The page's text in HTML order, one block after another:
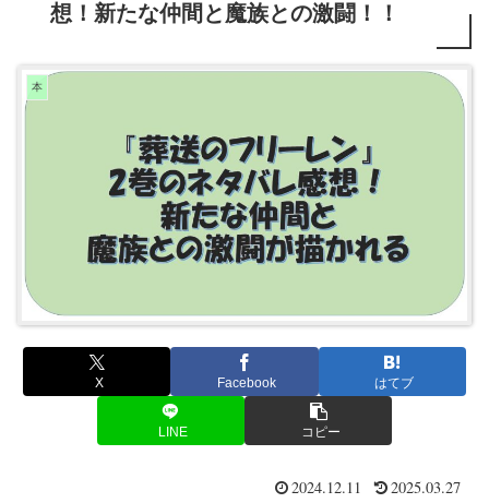
想！新たな仲間と魔族との激闘！！
本
X Facebook はてブ
LINE コピー
2024.12.11 2025.03.27